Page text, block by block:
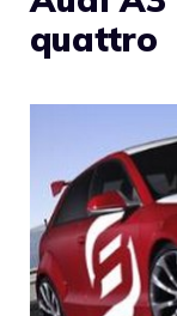
quattro